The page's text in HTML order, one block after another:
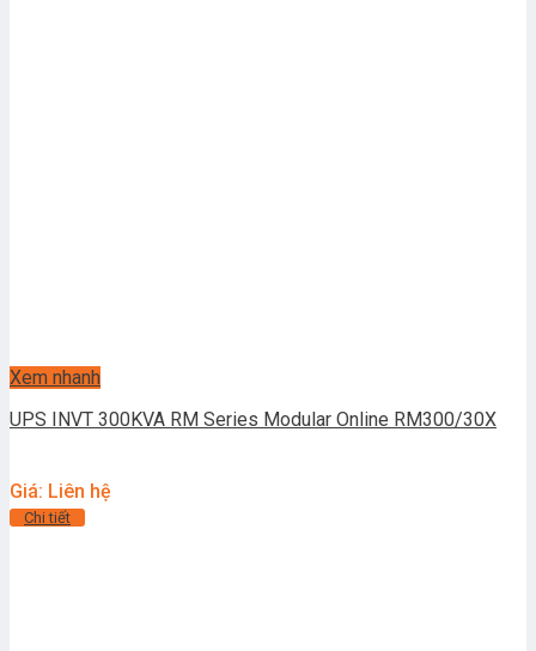
Xem nhanh
UPS INVT 300KVA RM Series Modular Online RM300/30X
Giá: Liên hệ
Chi tiết